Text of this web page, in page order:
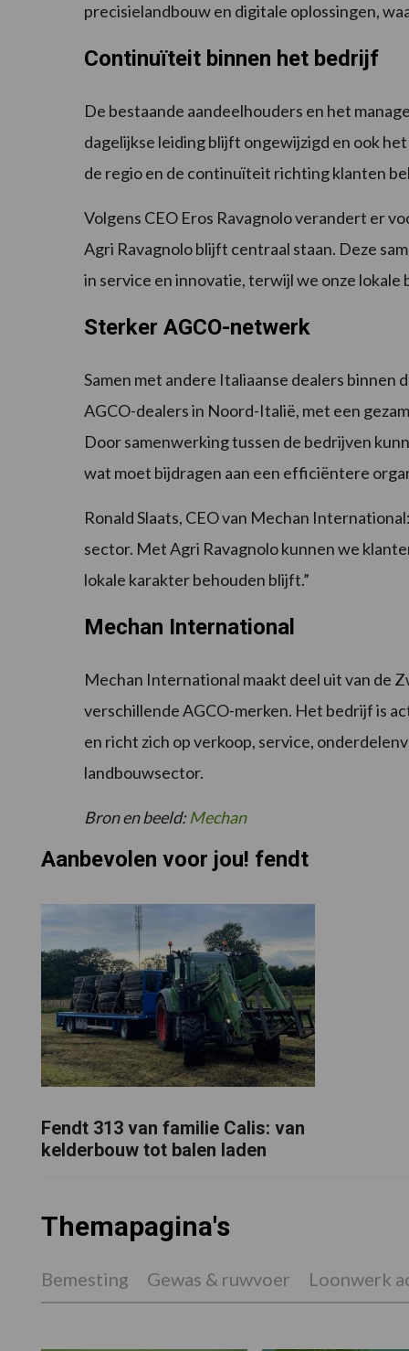
precisielandbouw en digitale oplossingen,
Continuïteit binnen het bedrijf
De bestaande aandeelhouders en het
dagelijkse leiding blijft ongewijzigd en ook
de regio en de continuïteit richting klanten
Volgens CEO Eros Ravagnolo verandert er
Agri Ravagnolo blijft centraal staan. Deze
in service en innovatie, terwijl we onze lokale
Sterker AGCO-netwerk
Samen met andere Italiaanse dealers
AGCO-dealers in Noord-Italië, met een
Door samenwerking tussen de bedrijven
wat moet bijdragen aan een efficiëntere
Ronald Slaats, CEO van Mechan
sector. Met Agri Ravagnolo kunnen we
lokale karakter behouden blijft.”
Mechan International
Mechan International maakt deel uit van de
verschillende AGCO-merken. Het bedrijf is
en richt zich op verkoop, service,
landbouwsector.
Bron en beeld:Mechan
Aanbevolen voor jou! fendt
Fendt 313 van familie Calis: van
kelderbouw tot balen laden
Themapagina's
Bemesting Gewas & ruwvoer Loonwerk